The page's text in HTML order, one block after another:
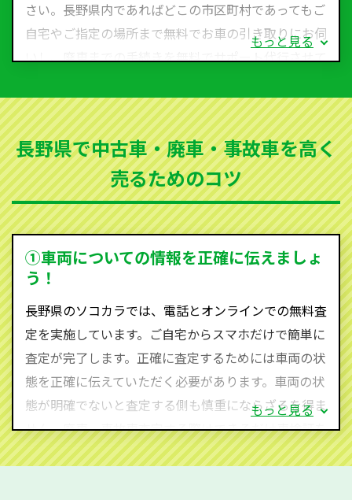
さい。長野県内であればどこの市区町村であってもご
自宅やご指定の場所まで無料でお車の引き取りにお伺
いし、廃車までの手続きを無料でサポート代行させて
など動かない車、水害車、不動車、乗らなくなってし
まった車、車検が切れて動かすことができない車でも
買取可能です。
ソコカラは世界１１０か国に独自の販売ネットワーク
を持ち、国内に自社物流網、自社ヤードをもっている
ため、中間マージンがかかりません。だから高価買取
を実現し、お客様に利益を還元することができるので
す。
590-870）までお問い合わせ下さい。
査定・ご相談・見積もりはすべて無料で行います。安
心してお問い合わせください。
もっと見る
長野県で中古車・廃車・事故車を高く
売るためのコツ
①車両についての情報を正確に伝えましょ
う！
長野県のソコカラでは、電話とオンラインでの無料査
定を実施しています。ご自宅からスマホだけで簡単に
査定が完了します。正確に査定するためには車両の状
態を正確に伝えていただく必要があります。車両の状
態が明確でないと査定する側も慎重にならざるを得ま
せん。廃車・事故車査定する際はできるだけ車検証を
ご準備ください。車検証があることで車両状態や年式
もっと見る